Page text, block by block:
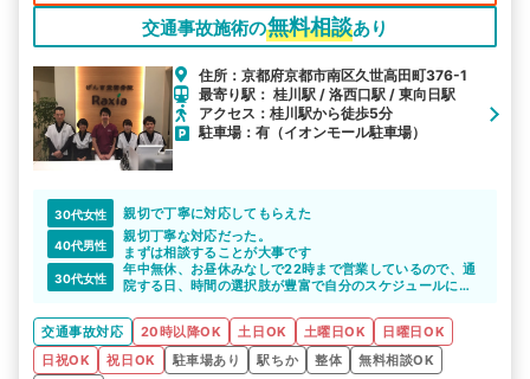
交通事故施術の無料相談あり
住所：京都府京都市南区久世高田町376-1
最寄り駅： 桂川駅 / 洛西口駅 / 東向日駅
アクセス：桂川駅から徒歩5分
駐車場：有（イオンモール駐車場）
30代女性 親切で丁寧に対応してもらえた
40代男性
親切丁寧な対応だった。
まずは相談することが大事です
30代女性
年中無休、お昼休みなしで22時まで営業しているので、通
院する日、時間の選択肢が豊富で自分のスケジュールに合
イオンモール内にあるので、お買い物も一緒にできて便利
でした。
交通事故対応 20時以降OK 土日OK 土曜日OK
日曜日OK
日祝OK
祝日OK 駐車場あり 駅ちか 整体
無料相談OK